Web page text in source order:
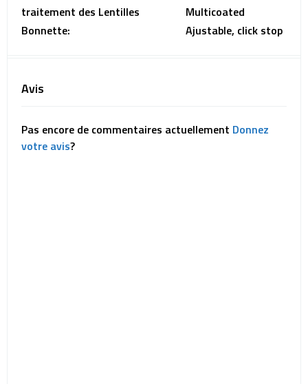
traitement des Lentilles
Multicoated
Bonnette:
Ajustable, click stop
Avis
Pas encore de commentaires actuellement Donnez
votre avis?